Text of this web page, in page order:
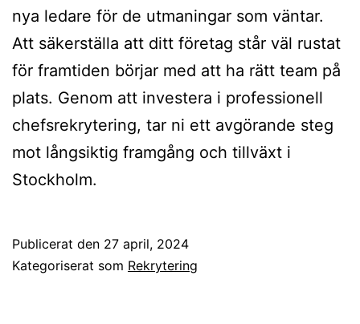
nya ledare för de utmaningar som väntar.
Att säkerställa att ditt företag står väl rustat
för framtiden börjar med att ha rätt team på
plats. Genom att investera i professionell
chefsrekrytering, tar ni ett avgörande steg
mot långsiktig framgång och tillväxt i
Stockholm.
Publicerat den 27 april, 2024
Kategoriserat som Rekrytering